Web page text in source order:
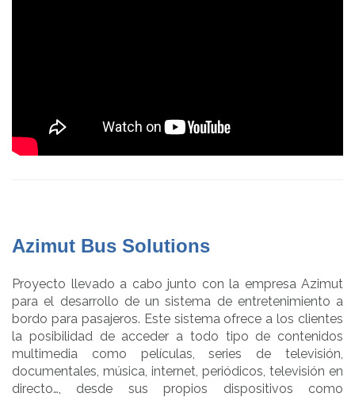
Azimut Bus Solutions
Proyecto llevado a cabo junto con la empresa Azimut
para el desarrollo de un sistema de entretenimiento a
bordo para pasajeros. Este sistema ofrece a los clientes
la posibilidad de acceder a todo tipo de contenidos
multimedia como películas, series de televisión,
documentales, música, internet, periódicos, televisión en
directo…, desde sus propios dispositivos como